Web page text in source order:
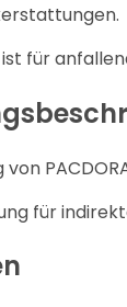
ist für
von
für